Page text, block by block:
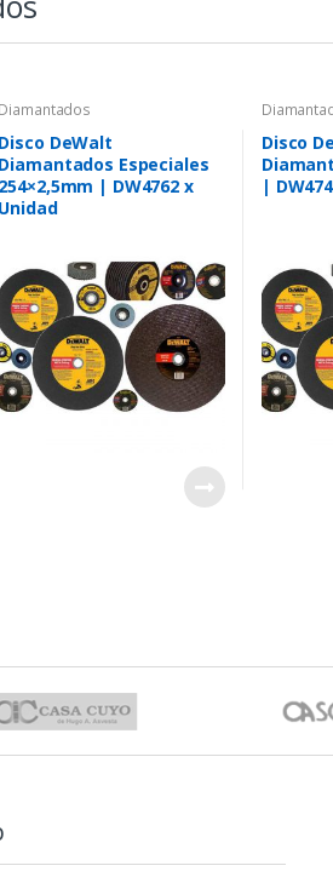
Diamantados
Disco DeWalt
Diamantados Especiales
254×2,5mm | DW4762 x
Unidad
Disco
|